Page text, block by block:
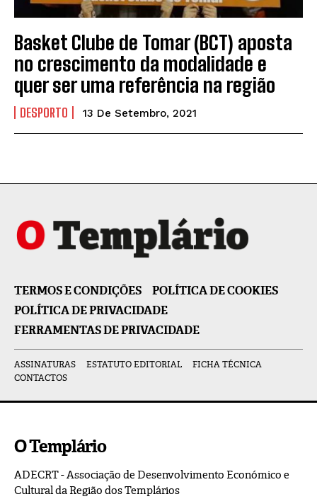
Basket Clube de Tomar (BCT) aposta
no crescimento da modalidade e
quer ser uma referência na região
DESPORTO 13 De Setembro, 2021
TERMOS E CONDIÇÕES
POLÍTICA DE COOKIES
POLÍTICA DE PRIVACIDADE
FERRAMENTAS DE PRIVACIDADE
ASSINATURAS ESTATUTO EDITORIAL
FICHA TÉCNICA
CONTACTOS
O Templário
ADECRT - Associação de Desenvolvimento Económico e
Cultural da Região dos Templários